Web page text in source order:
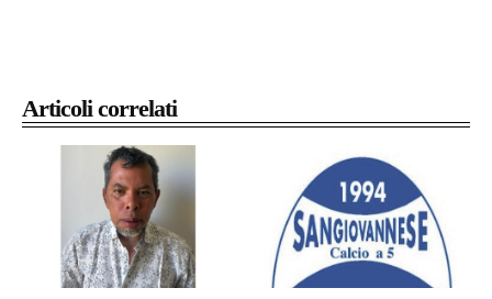
Articoli correlati